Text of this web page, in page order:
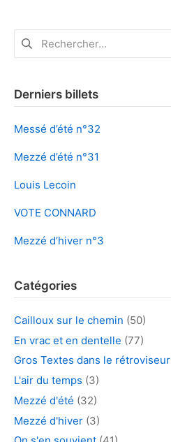
Rechercher :
Derniers billets
Messé d’été n°32
Mezzé d’été n°31
Louis Lecoin
VOTE CONNARD
Mezzé d’hiver n°3
Catégories
Cailloux sur le chemin (50)
En vrac et en dentelle (77)
Gros Textes dans le rétroviseur
L'air du temps (3)
Mezzé d'été (32)
Mezzé d'hiver (3)